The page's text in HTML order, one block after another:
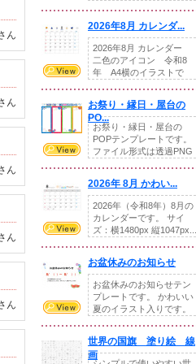
ん
ん
ん
ん
ん
2026年8月 カレンダ...
2026年8月 カレンダー
二色のアイコン 令和8
年 A4横のイラストで
お祭り・縁日・屋台の
PO...
お祭り・縁日・屋台の
POPテンプレートです。
ファイル形式は透過PNG
2026年 8月 かわい...
2026年（令和8年）8月の
カレンダーです。 サイ
ズ：横1480px 縦1047px...
お盆休みのお知らせ
お盆休みのお知らせテン
プレートです。 かわいい
夏のイラスト入りです。
世界の国旗 塗り絵 線
画